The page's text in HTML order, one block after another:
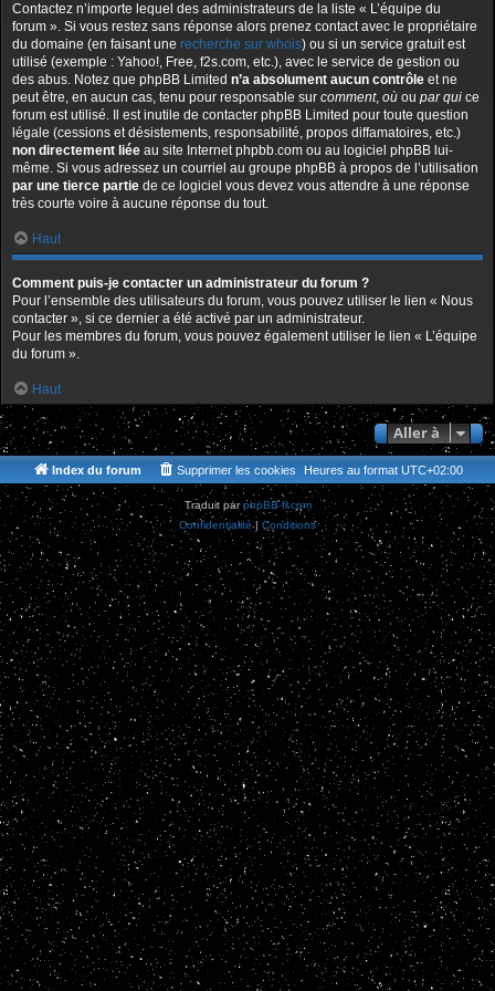
Contactez n’importe lequel des administrateurs de la liste « L’équipe du
forum ». Si vous restez sans réponse alors prenez contact avec le propriétaire
du domaine (en faisant une recherche sur whois) ou si un service gratuit est
utilisé (exemple : Yahoo!, Free, f2s.com, etc.), avec le service de gestion ou
des abus. Notez que phpBB Limited n’a absolument aucun contrôle et ne
peut être, en aucun cas, tenu pour responsable sur comment, où ou par qui ce
forum est utilisé. Il est inutile de contacter phpBB Limited pour toute question
légale (cessions et désistements, responsabilité, propos diffamatoires, etc.)
non directement liée au site Internet phpbb.com ou au logiciel phpBB lui-
même. Si vous adressez un courriel au groupe phpBB à propos de l’utilisation
par une tierce partie de ce logiciel vous devez vous attendre à une réponse
très courte voire à aucune réponse du tout.
Haut
Comment puis-je contacter un administrateur du forum ?
Pour l’ensemble des utilisateurs du forum, vous pouvez utiliser le lien « Nous
contacter », si ce dernier a été activé par un administrateur.
Pour les membres du forum, vous pouvez également utiliser le lien « L’équipe
du forum ».
Haut
Aller à
Index du forum Heures au format UTC+02:00
Supprimer les cookies
Traduit parphpBB-fr.com
Confidentialité|Conditions